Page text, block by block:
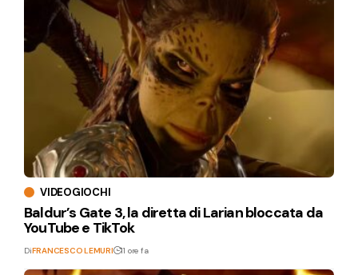
VIDEOGIOCHI
Baldur’s Gate 3, la diretta di Larian bloccata da
YouTube e TikTok
DiFRANCESCO LEMURI 11 ore fa